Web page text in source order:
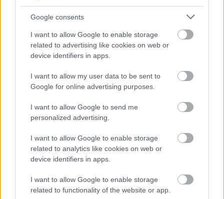
Google consents
I want to allow Google to enable storage
related to advertising like cookies on web or
device identifiers in apps.
I want to allow my user data to be sent to
Google for online advertising purposes.
I want to allow Google to send me
personalized advertising.
I want to allow Google to enable storage
related to analytics like cookies on web or
device identifiers in apps.
I want to allow Google to enable storage
related to functionality of the website or app.
- kiemeltLemezkritikaaz újU.S. Girlsről és a
Rhyefriss albumáról
- további sok kis kritika (Hookworms, Maxo Kream
Nils Frahm,Tune-Yards, Shamestb.) valamint
szemlézzük a legjobb januári elektronikuszenei
lemezeket
- a lap a szokásos koncert és partiajánlóval zárul.
következő lapszámmal!
új lapszámitt megrendelhető , és már elő is
fizethetsz a magazinraitt.